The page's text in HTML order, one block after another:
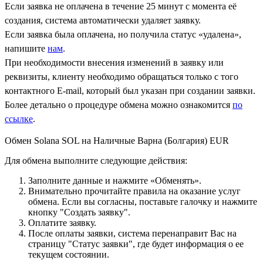
Если заявка не оплачена в течение 25 минут с момента её
создания, система автоматически удаляет заявку.
Если заявка была оплачена, но получила статус «удалена»,
напишите нам.
При необходимости внесения изменений в заявку или
реквизиты, клиенту необходимо обращаться только с того
контактного Е-mail, который был указан при создании заявки.
Более детально о процедуре обмена можно ознакомится по
ссылке.
Обмен Solana SOL на Наличные Варна (Болгария) EUR
Для обмена выполните следующие действия:
Заполните данные и нажмите «Обменять».
Внимательно прочитайте правила на оказание услуг
обмена. Если вы согласны, поставьте галочку и нажмите
кнопку "Создать заявку".
Оплатите заявку.
После оплаты заявки, система перенаправит Вас на
страницу "Статус заявки", где будет информация о ее
текущем состоянии.